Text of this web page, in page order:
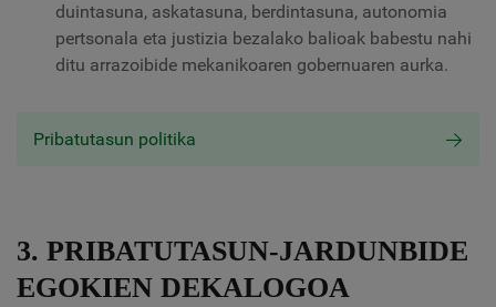
duintasuna, askatasuna, berdintasuna, autonomia
pertsonala eta justizia bezalako balioak babestu nahi
ditu arrazoibide mekanikoaren gobernuaren aurka.
Pribatutasun politika
3. PRIBATUTASUN-JARDUNBIDE
EGOKIEN DEKALOGOA